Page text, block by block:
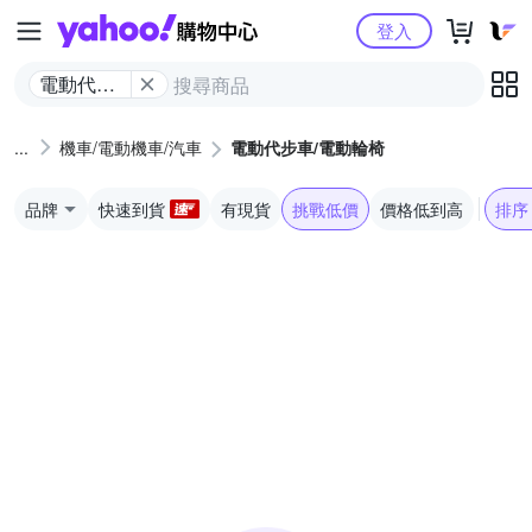
Yahoo購物中心
電動代步
椅
登入
機車/電動機車/汽車 電動代步車/電動輪椅
品牌 快速到貨 有現貨 挑戰低價 價格低到高 排序